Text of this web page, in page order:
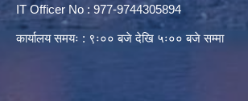
IT Officer No : 977-9744305894
कार्यालय समयः : ९ः०० बजे देखि ५ः०० बजे सम्मा